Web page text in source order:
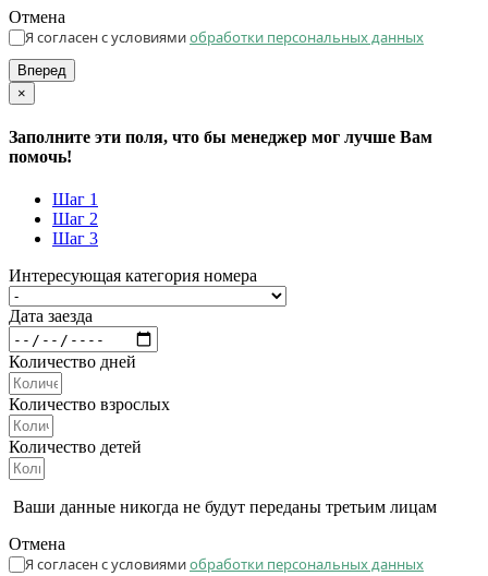
Отмена
Я согласен с условиямиобработки персональных данных
Вперед
×
Заполните эти поля, что бы менеджер мог лучше Вам
помочь!
Шаг 1
Шаг 2
Шаг 3
Интересующая категория номера
Дата заезда
Количество дней
Количество взрослых
Количество детей
Ваши данные никогда не будут переданы третьим лицам
Отмена
Я согласен с условиямиобработки персональных данных